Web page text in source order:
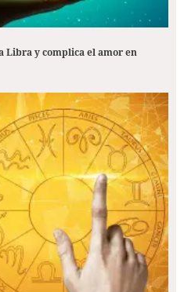
Libra y complica el amor en